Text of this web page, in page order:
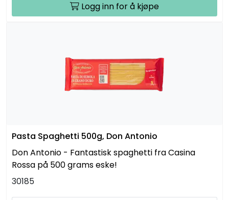
Logg inn for å kjøpe
Pasta Spaghetti 500g, Don Antonio
Don Antonio - Fantastisk spaghetti fra Casina
Rossa på 500 grams eske!
30185